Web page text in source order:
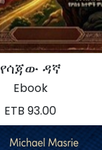
የሳጃው ዳኛ
Ebook
ETB 93.00